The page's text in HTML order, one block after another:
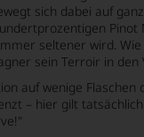
sich dabei auf
Pinot
seltener wird.
sein Terroir in den
auf wenige Flaschen
– hier gilt